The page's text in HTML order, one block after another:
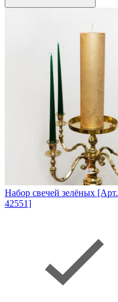
Набор свечей зелёных [Арт.
42551]